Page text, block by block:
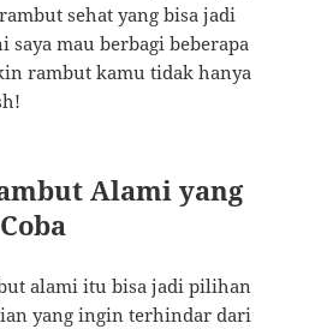
sehat yang bisa jadi
saya mau berbagi beberapa
rambut kamu tidak hanya
Alami yang
alami itu bisa jadi pilihan
yang ingin terhindar dari